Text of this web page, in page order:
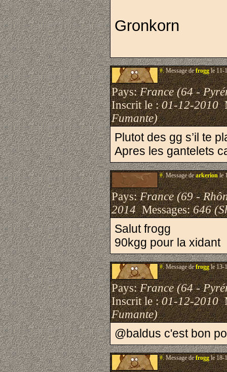
Gronkorn
#.Message defroggle 11-
Pays:France (64 -
Inscrit le :01-12-2010
Fumante)
Plutot des gg s’il te
Apres les gantelets
#.Message dearkerionle
Pays:France (69 -
2014Messages:646
Salut frogg
90kgg pour la xidant
#.Message defroggle 13-
Pays:France (64 -
Inscrit le :01-12-2010
Fumante)
@baldus c'est bon
#.Message defroggle 18-